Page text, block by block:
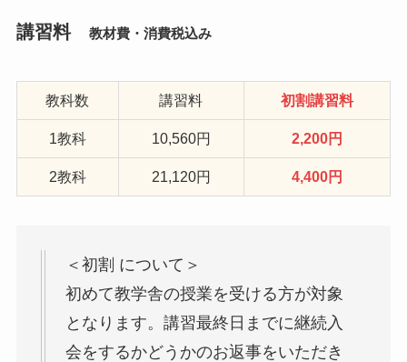
講習料 教材費・消費税込み
教科数 講習料 初割講習料
1教科 10,560円 2,200円
2教科 21,120円 4,400円
＜初割 について＞
初めて教学舎の授業を受ける方が対象
となります。講習最終日までに継続入
会をするかどうかのお返事をいただき